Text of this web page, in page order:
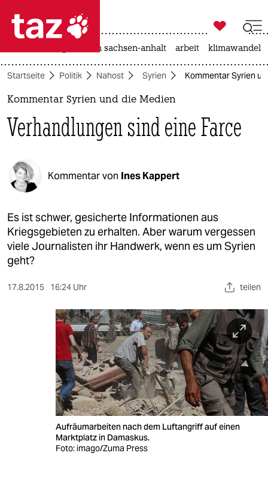
 taz zahl ich
taz zahl ich
politik
öko
gesellschaft
kultur
sport
berlin
wahrheit
veranstaltungen
fragen & hilfe

taz zahl ich
landtagswahl in sachsen-anhalt arbeit klimawandel
Startseite Politik Nahost Syrien Kommentar Syrien
Kommentar Syrien und die Medien
Verhandlungen sind eine Farce
Kommentar von Ines Kappert
Es ist schwer, gesicherte Informationen aus
Kriegsgebieten zu erhalten. Aber warum vergessen
viele Journalisten ihr Handwerk, wenn es um Syrien
geht?
17.8.2015 16:24 Uhr teilen
Aufräumarbeiten nach dem Luftangriff auf einen
Marktplatz in Damaskus.
Foto: imago/Zuma Press